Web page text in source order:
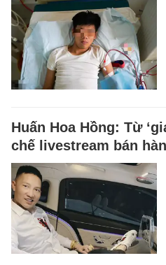
Huấn Hoa Hồng: Từ
chế livestream bán